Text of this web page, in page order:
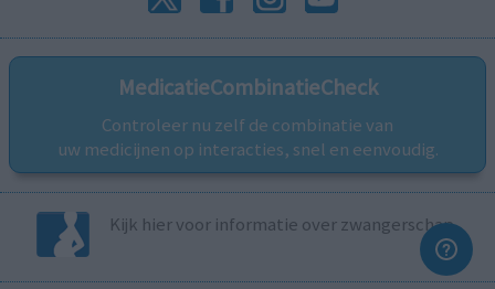
MedicatieCombinatieCheck
Controleer nu zelf de combinatie van
uw medicijnen op interacties, snel en eenvoudig.
Kijk hier voor informatie over zwangerschap.